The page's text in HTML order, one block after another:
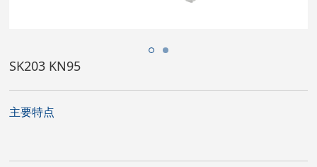
SK203 KN95
主要特点